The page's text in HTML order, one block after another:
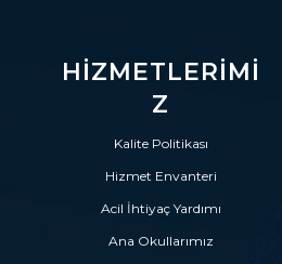
HIZMETLERIMI
Z
Kalite Politikası
Hizmet Envanteri
Acil İhtiyaç Yardımı
Ana Okullarımız